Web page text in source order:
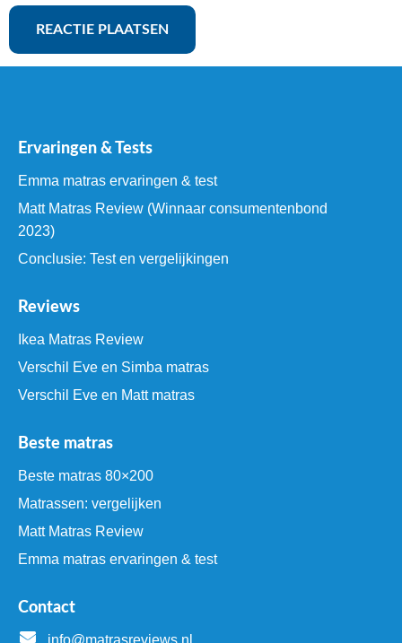
Ervaringen & Tests
Emma matras ervaringen & test
Matt Matras Review (Winnaar consumentenbond
2023)
Conclusie: Test en vergelijkingen
Reviews
Ikea Matras Review
Verschil Eve en Simba matras
Verschil Eve en Matt matras
Beste matras
Beste matras 80×200
Matrassen: vergelijken
Matt Matras Review
Emma matras ervaringen & test
Contact